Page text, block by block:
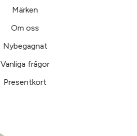
Märken
Om oss
Nybegagnat
Vanliga frågor
Presentkort